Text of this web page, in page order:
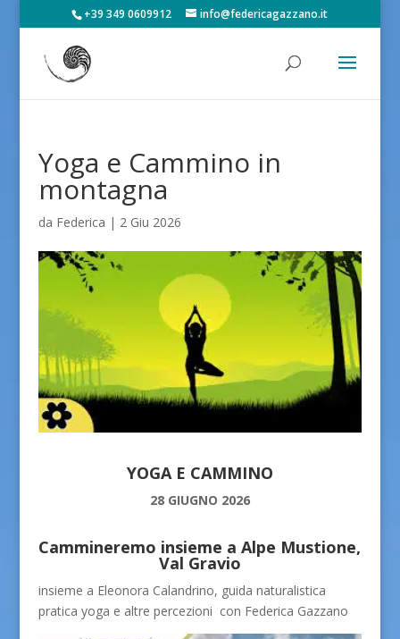
+39 349 0609912 info@federicagazzano.it
Yoga e Cammino in
montagna
da Federica | 2 Giu 2026
YOGA E CAMMINO
28 GIUGNO 2026
Cammineremo insieme a Alpe Mustione,
Val Gravio
insieme a Eleonora Calandrino, guida naturalistica
pratica yoga e altre percezioni con Federica Gazzano